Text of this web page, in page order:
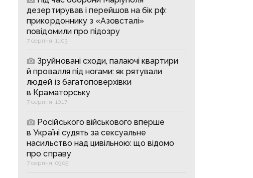
дезертирував і перейшов на бік рф:
прикордоннику з «Азовсталі»
повідомили про підозру
7 серпня, 11:03
Зруйновані сходи, палаючі квартири
й провалля під ногами: як рятували
людей із багатоповерхівки
в Краматорську
7 серпня, 10:17
Російського військового вперше
в Україні судять за сексуальне
насильство над цивільною: що відомо
про справу
7 серпня, 09:05